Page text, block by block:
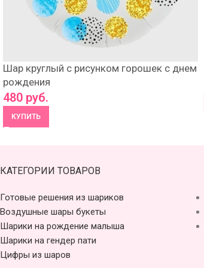
Шар круглый с рисунком горошек с днем
рождения
480 руб.
КУПИТЬ
КАТЕГОРИИ ТОВАРОВ
Готовые решения из шариков
Воздушные шары букеты
Шарики на рождение малыша
Шарики на гендер пати
Цифры из шаров